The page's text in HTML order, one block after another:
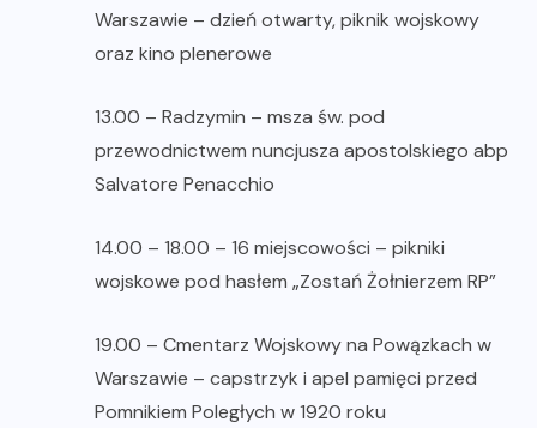
Warszawie – dzień otwarty, piknik wojskowy
oraz kino plenerowe
13.00 – Radzymin – msza św. pod
przewodnictwem nuncjusza apostolskiego abp
Salvatore Penacchio
14.00 – 18.00 – 16 miejscowości – pikniki
wojskowe pod hasłem „Zostań Żołnierzem RP”
19.00 – Cmentarz Wojskowy na Powązkach w
Warszawie – capstrzyk i apel pamięci przed
Pomnikiem Poległych w 1920 roku